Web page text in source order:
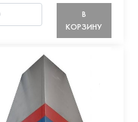
В
КОРЗИНУ